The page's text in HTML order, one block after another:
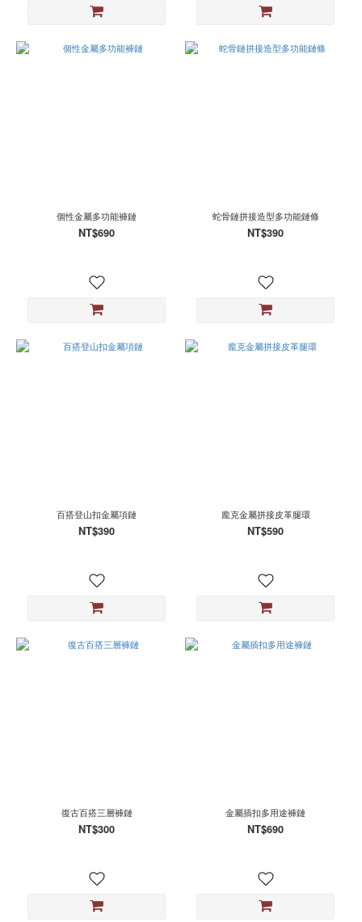
個性金屬多功能褲鏈
NT$690
蛇骨鏈拼接造型多功能鏈條
NT$390
百搭登山扣金屬項鏈
NT$390
龐克金屬拼接皮革腿環
NT$590
復古百搭三層褲鏈
NT$300
金屬插扣多用途褲鏈
NT$690